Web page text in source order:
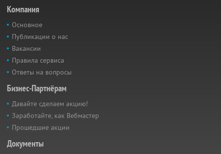
Компания
Основное
Публикации о нас
Вакансии
Правила сервиса
Ответы на вопросы
Бизнес-Партнёрам
Давайте сделаем акцию!
Заработайте, как Вебмастер
Прошедшие акции
Документы